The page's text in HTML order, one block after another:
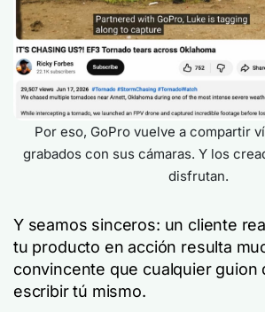
Por eso, GoPro vuelve a compartir
grabados con sus cámaras. Y los
disfrutan.
Y seamos sinceros: un cliente
tu producto en acción resulta
convincente que cualquier guion
escribir tú mismo.